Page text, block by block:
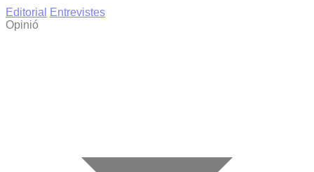
Editorial
Entrevistes
Opinió